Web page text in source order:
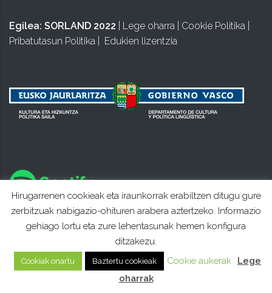
Egilea: SORLAND 2022 Lege oharra Cookie Politika
Pribatutasun Politika
Edukien lizentzia
Hirugarrenen cookieak eta iraunkorrak erabiltzen ditugu gure
zerbitzuak nabigazio-ohituren arabera aztertzeko. Informazio
gehiago lortu eta zure lehentasunak hemen konfigura
ditzakezu.
Cookiak onartu Baztertu cookieak Cookie aukerak
Lege
oharrak